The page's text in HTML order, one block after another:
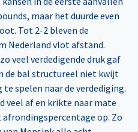
maar het duurde even
Tot 2-2 bleven de
Nederland vlot afstand.
veel verdedigende druk gaf
de bal structureel niet kwijt
spelen naar de verdediging.
veel af en krikte naar mate
op. Zo